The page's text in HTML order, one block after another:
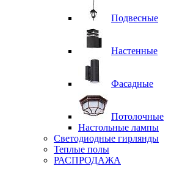
Подвесные
Настенные
Фасадные
Потолочные
Настольные лампы
Светодиодные гирлянды
Теплые полы
РАСПРОДАЖА